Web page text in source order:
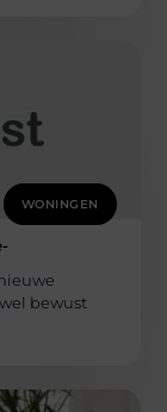
WONINGEN
bewust